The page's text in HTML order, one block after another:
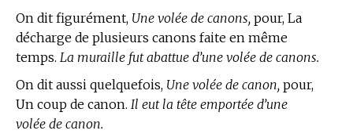
On dit figurément, Une volée de canons, pour, La
décharge de plusieurs canons faite en même
temps. La muraille fut abattue d’une volée de canons.
On dit aussi quelquefois, Une volée de canon, pour,
Un coup de canon. Il eut la tête emportée d’une
volée de canon.